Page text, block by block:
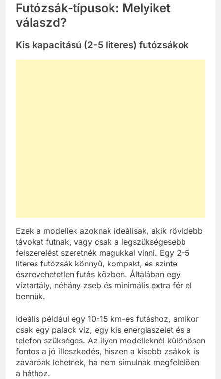
Futózsák-típusok: Melyiket
válaszd?
Kis kapacitású (2-5 literes) futózsákok
Ezek a modellek azoknak ideálisak, akik rövidebb
távokat futnak, vagy csak a legszükségesebb
felszerelést szeretnék magukkal vinni. Egy 2-5
literes futózsák könnyű, kompakt, és szinte
észrevehetetlen futás közben. Általában egy
víztartály, néhány zseb és minimális extra fér el
bennük.
Ideális például egy 10-15 km-es futáshoz, amikor
csak egy palack víz, egy kis energiaszelet és a
telefon szükséges. Az ilyen modelleknél különösen
fontos a jó illeszkedés, hiszen a kisebb zsákok is
zavaróak lehetnek, ha nem simulnak megfelelően
a háthoz.